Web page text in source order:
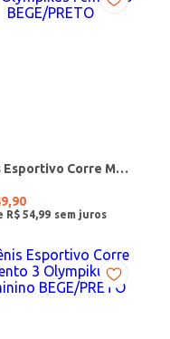
Tênis Esportivo Corre Max Olympikus Feminino BEGE/PRETO
,90
R$ 54 99